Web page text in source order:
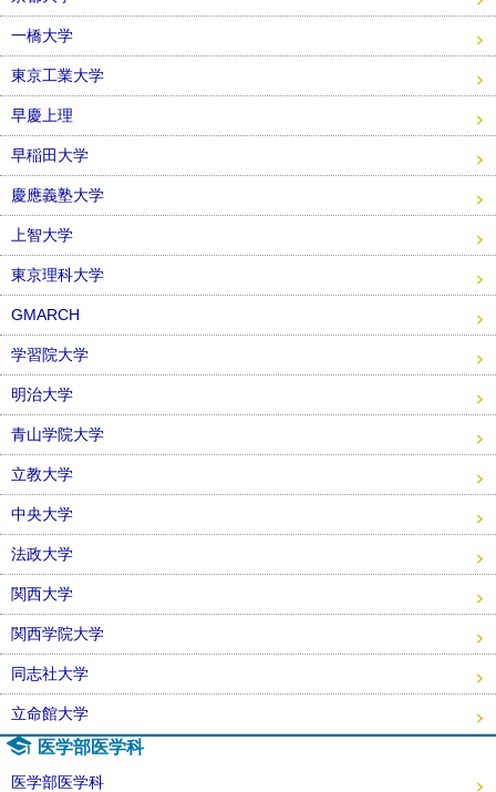
一橋大学
東京工業大学
早慶上理
早稲田大学
慶應義塾大学
上智大学
東京理科大学
GMARCH
学習院大学
明治大学
青山学院大学
立教大学
中央大学
法政大学
関西大学
関西学院大学
同志社大学
立命館大学
医学部医学科
医学部医学科